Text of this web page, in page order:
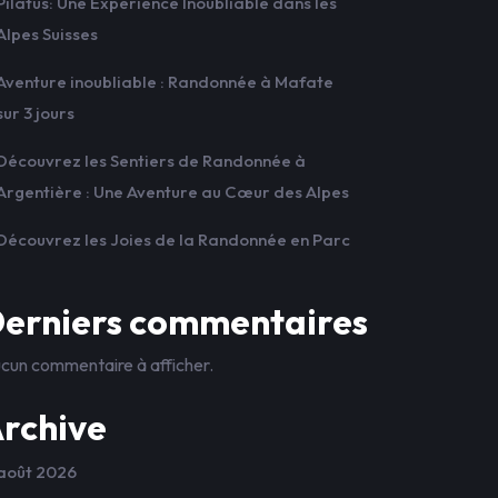
Suisses
inoubliable : Randonnée à Mafate
3 jours
les Sentiers de Randonnée à
: Une Aventure au Cœur des Alpes
les Joies de la Randonnée en Parc
commentaires
commentaire à afficher.
2026